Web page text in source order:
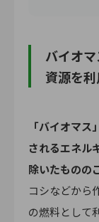
バイオ
資源を
「バイオマ
されるエネル
除いたものの
コシなどから
の燃料として